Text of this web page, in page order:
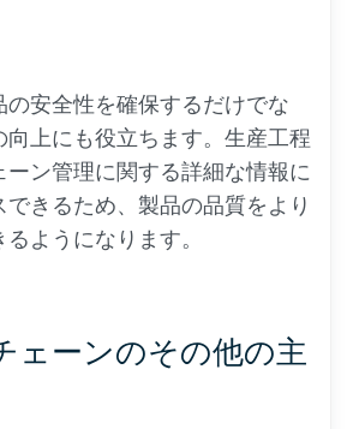
の安全性を確保するだけでな
向上にも役立ちます。生産工程
ーン管理に関する詳細な情報に
きるため、製品の品質をより
ようになります。
ェーンのその他の主